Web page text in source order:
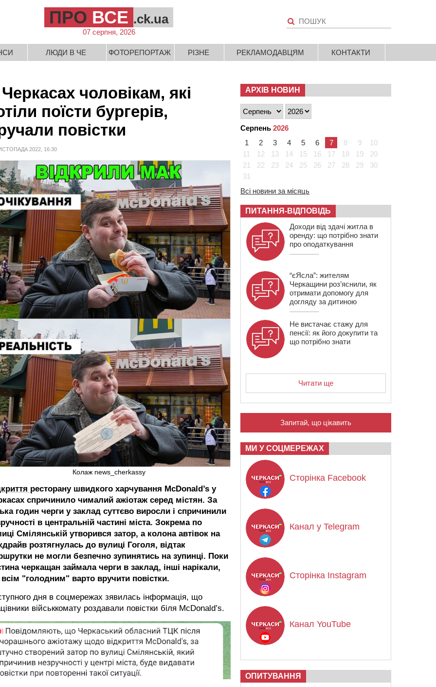
ПРО ВСЕ .ck.ua
07 серпня, 2026
ЛЮДИ В ЧЕ ФОТОРЕПОРТАЖ РІЗНЕ РЕКЛАМОДАВЦЯМ КОНТАКТИ
чоловікам, які
поїсти бургерів,
повістки
2022, 16:30
Колаж news_cherkassy
ресторану швидкого харчування McDonald’s у
спричинило чималий ажіотаж серед містян. За
годин черги у заклад суттєво виросли і спричинили
в центральній частині міста. Зокрема по
Смілянській утворився затор, а колона автівок на
розтягнулась до вулиці Гоголя, відтак
не могли безпечно зупинятись на зупинці. Поки
черкащан займала черги в заклад, інші нарікали,
"голодним" варто вручити повістки.
дня в соцмережах зявилась інформація, що
військкомату роздавали повістки біля McDonald’s.
АРХІВ НОВИН
Серпень 2026
1
2 3 4 5 6 7 8 9
10
11
12 13 14 15 16 17 18 19
20
21
22 23 24 25 26 27 28 29
30
31
Всі новини за місяць
ПИТАННЯ-ВІДПОВІДЬ
Доходи від здачі житла в
оренду: що потрібно знати
про оподаткування
“єЯсла”: жителям
Черкащини роз’яснили, як
отримати допомогу для
догляду за дитиною
Не вистачає стажу для
пенсії: як його докупити та
що потрібно знати
Читати ще
Запитай, що цікавить
МИ У СОЦМЕРЕЖАХ
Сторінка Facebook
Канал у Telegram
Сторінка Instagram
Канал YouTube
ОПИТУВАННЯ